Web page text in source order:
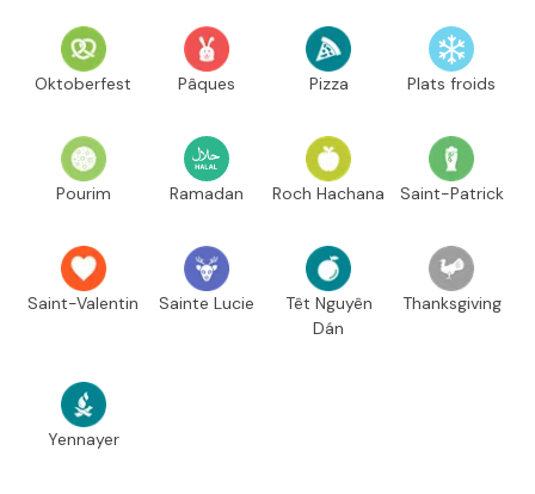
Oktoberfest Pâques Pizza Plats froids
Pourim Ramadan Roch Hachana Saint-Patrick
Saint-Valentin Sainte Lucie
Têt Nguyên
Dán
Thanksgiving
Yennayer